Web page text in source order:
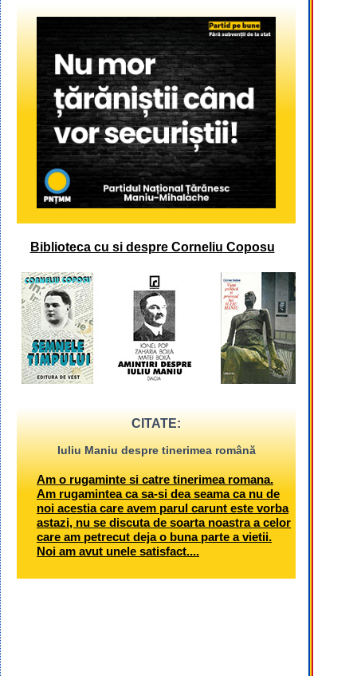
Biblioteca cu si despre Corneliu Coposu
CITATE:
Iuliu Maniu despre tinerimea română
Am o rugaminte si catre tinerimea romana.
Am rugamintea ca sa-si dea seama ca nu de
noi acestia care avem parul carunt este vorba
astazi, nu se discuta de soarta noastra a celor
care am petrecut deja o buna parte a vietii.
Noi am avut unele satisfact....